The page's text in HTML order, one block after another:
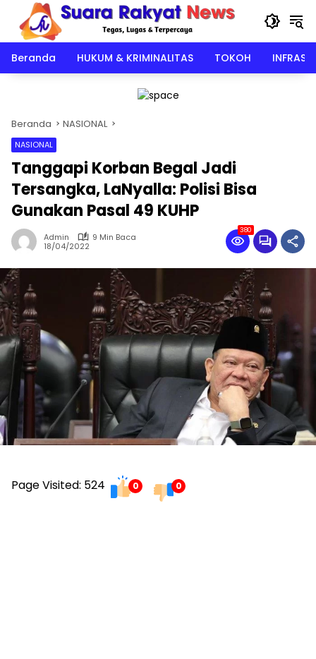
Langsung
konten
Beranda
HUKUM & KRIMINALITAS TOKOH
Beranda NASIONAL
NASIONAL
Tanggapi Korban Begal Jadi
Tersangka, LaNyalla: Polisi Bisa
Gunakan Pasal 49 KUHP
Admin
9 Min Baca
18/04/2022
380
Page Visited: 524 0 0